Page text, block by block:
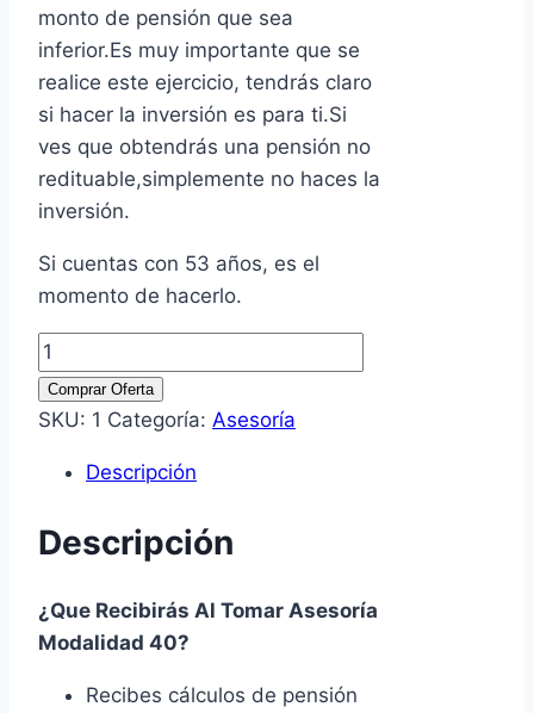
monto de pensión que sea
inferior.Es muy importante que se
realice este ejercicio, tendrás claro
si hacer la inversión es para ti.Si
ves que obtendrás una pensión no
redituable,simplemente no haces la
inversión.
Si cuentas con 53 años, es el
momento de hacerlo.
Asesoría
Modalidad
40
IMSS
2026
Escenarios
cantidad
Comprar Oferta
SKU: 1 Categoría: Asesoría
Descripción
Descripción
¿Que Recibirás Al Tomar Asesoría
Modalidad 40?
Recibes cálculos de pensión